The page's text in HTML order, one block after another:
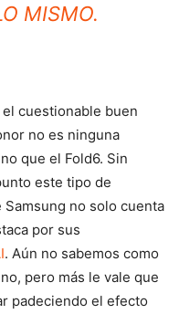
MISMO.
cuestionable buen
no es ninguna
que el Fold6. Sin
este tipo de
no solo cuenta
por sus
. Aún no sabemos como
pero más le vale que
padeciendo el efecto